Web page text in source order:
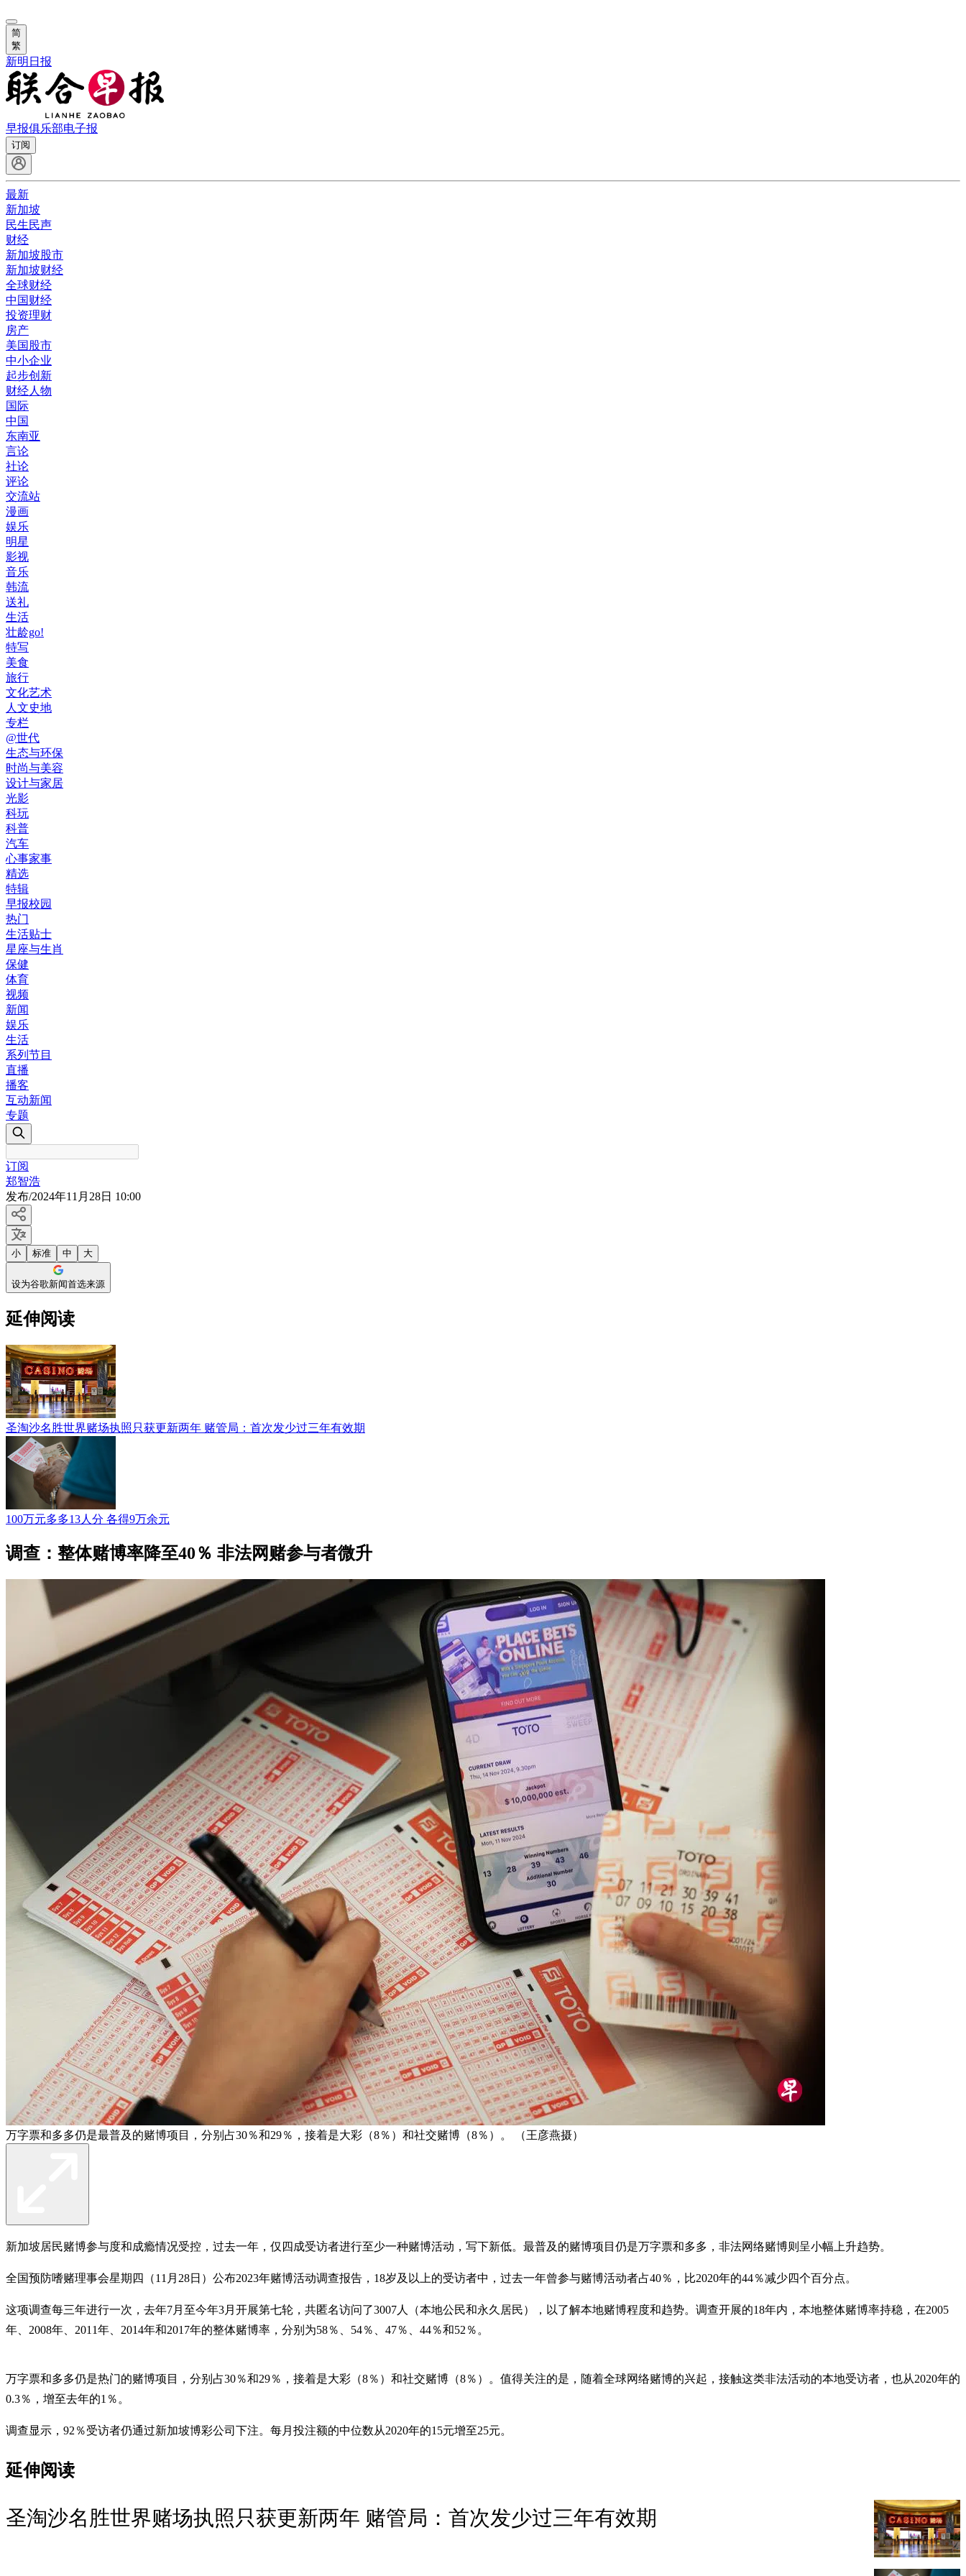
简
繁
新明日报
早报俱乐部电子报
订阅
最新
新加坡
民生民声
财经
新加坡股市
新加坡财经
全球财经
中国财经
投资理财
房产
美国股市
中小企业
起步创新
财经人物
国际
中国
东南亚
言论
社论
评论
交流站
漫画
娱乐
明星
影视
音乐
韩流
送礼
生活
壮龄go!
特写
美食
旅行
文化艺术
人文史地
专栏
@世代
生态与环保
时尚与美容
设计与家居
光影
科玩
科普
汽车
心事家事
精选
特辑
早报校园
热门
生活贴士
星座与生肖
保健
体育
视频
新闻
娱乐
生活
系列节目
直播
播客
互动新闻
专题
订阅
郑智浩
发布/2024年11月28日 10:00
小 标准 中 大
设为谷歌新闻首选来源
延伸阅读
圣淘沙名胜世界赌场执照只获更新两年 赌管局：首次发少过三年有效期
100万元多多13人分 各得9万余元
调查：整体赌博率降至40％ 非法网赌参与者微升
万字票和多多仍是最普及的赌博项目，分别占30％和29％，接着是大彩（8％）和社交赌博（8％）。 （王彦燕摄）
新加坡居民赌博参与度和成瘾情况受控，过去一年，仅四成受访者进行至少一种赌博活动，写下新低。最普及的赌博项目仍是万字票和多多，非法网络赌博则呈小幅上升趋势。
全国预防嗜赌理事会星期四（11月28日）公布2023年赌博活动调查报告，18岁及以上的受访者中，过去一年曾参与赌博活动者占40％，比2020年的44％减少四个百分点。
这项调查每三年进行一次，去年7月至今年3月开展第七轮，共匿名访问了3007人（本地公民和永久居民），以了解本地赌博程度和趋势。调查开展的18年内，本地整体赌博率持稳，在2005
年、2008年、2011年、2014年和2017年的整体赌博率，分别为58％、54％、47％、44％和52％。
万字票和多多仍是热门的赌博项目，分别占30％和29％，接着是大彩（8％）和社交赌博（8％）。值得关注的是，随着全球网络赌博的兴起，接触这类非法活动的本地受访者，也从2020年的
0.3％，增至去年的1％。
调查显示，92％受访者仍通过新加坡博彩公司下注。每月投注额的中位数从2020年的15元增至25元。
延伸阅读
圣淘沙名胜世界赌场执照只获更新两年 赌管局：首次发少过三年有效期